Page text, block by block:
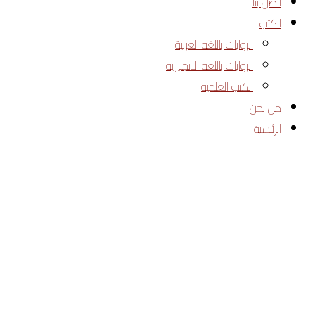
الكتب
الروايات باللغه العربية
الروايات باللغه الانجليزية
الكتب العلمية
من نحن
الرئيسية
الدكتور سليمان العليمات 2022